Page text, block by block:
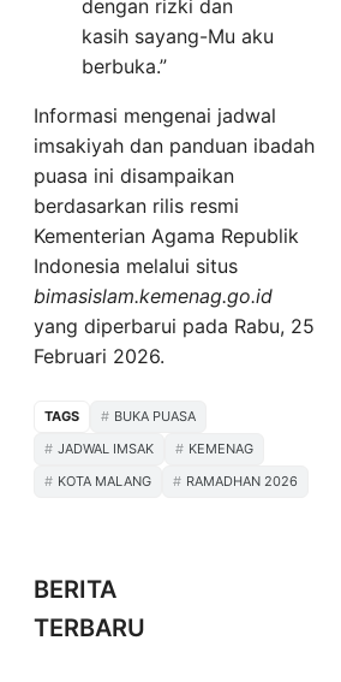
dengan rizki dan
kasih sayang-Mu aku
berbuka.”
Informasi mengenai jadwal
imsakiyah dan panduan ibadah
puasa ini disampaikan
berdasarkan rilis resmi
Kementerian Agama Republik
Indonesia melalui situs
bimasislam.kemenag.go.id
yang diperbarui pada Rabu, 25
Februari 2026.
TAGS
BUKA PUASA
JADWAL IMSAK
KEMENAG
KOTA MALANG
RAMADHAN 2026
BERITA
TERBARU